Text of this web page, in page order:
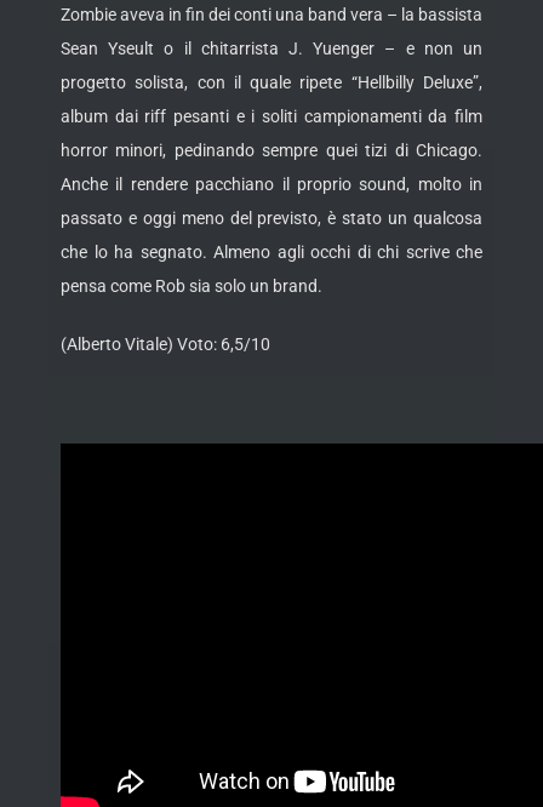
Zombie aveva in fin dei conti una band vera – la bassista
Sean Yseult o il chitarrista J. Yuenger – e non un
progetto solista, con il quale ripete “Hellbilly Deluxe”,
album dai riff pesanti e i soliti campionamenti da film
horror minori, pedinando sempre quei tizi di Chicago.
Anche il rendere pacchiano il proprio sound, molto in
passato e oggi meno del previsto, è stato un qualcosa
che lo ha segnato. Almeno agli occhi di chi scrive che
pensa come Rob sia solo un brand.
(Alberto Vitale) Voto: 6,5/10